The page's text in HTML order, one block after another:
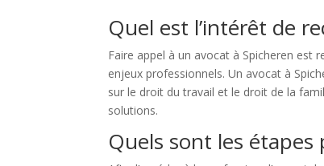
Quel est l’intérêt de
Faire appel à un avocat à Spicheren est
enjeux professionnels. Un avocat à
sur le droit du travail et le droit de la
solutions.
Quels sont les